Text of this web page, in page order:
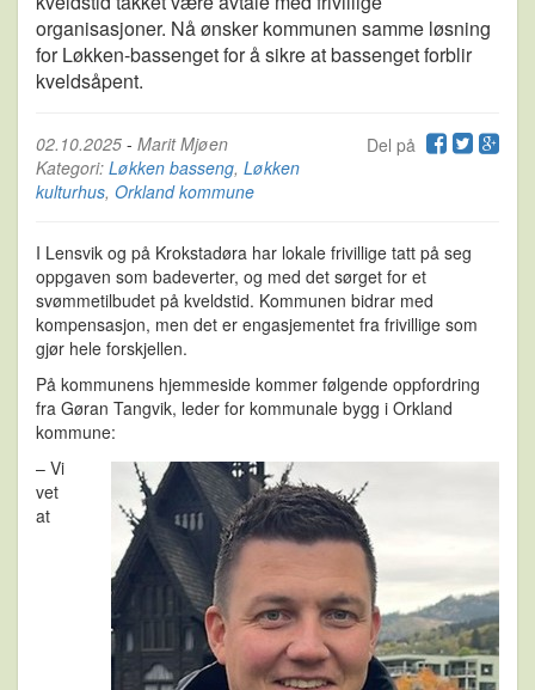
organisasjoner. Nå ønsker kommunen samme løsning
for Løkken-bassenget for å sikre at bassenget forblir
kveldsåpent.
Del på
02.10.2025 - Marit Mjøen
Kategori: Løkken basseng, Løkken
kulturhus, Orkland kommune
I Lensvik og på Krokstadøra har lokale frivillige tatt på seg
oppgaven som badeverter, og med det sørget for et
svømmetilbudet på kveldstid. Kommunen bidrar med
kompensasjon, men det er engasjementet fra frivillige som
gjør hele forskjellen.
På kommunens hjemmeside kommer følgende oppfordring
fra Gøran Tangvik, leder for kommunale bygg i Orkland
kommune:
– Vi
vet
at